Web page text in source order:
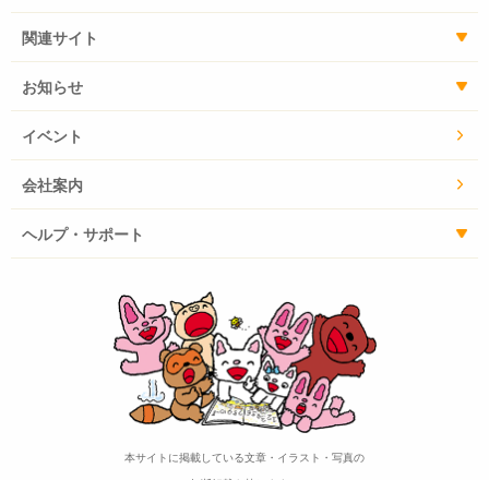
関連サイト
お知らせ
イベント
会社案内
ヘルプ・サポート
本サイトに掲載している文章・イラスト・写真の